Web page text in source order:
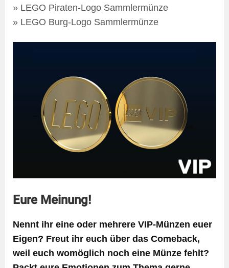
» LEGO Piraten-Logo Sammlermünze
» LEGO Burg-Logo Sammlermünze
Eure Meinung!
Nennt ihr eine oder mehrere VIP-Münzen euer
Eigen? Freut ihr euch über das Comeback,
weil euch womöglich noch eine Münze fehlt?